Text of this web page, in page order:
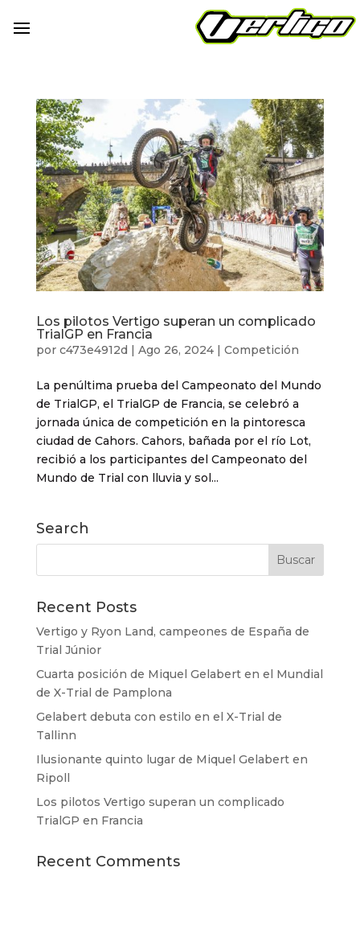
Los pilotos Vertigo superan un complicado
TrialGP en Francia
por c473e4912d | Ago 26, 2024| Competición
La penúltima prueba del Campeonato del Mundo
de TrialGP, el TrialGP de Francia, se celebró a
jornada única de competición en la pintoresca
ciudad de Cahors. Cahors, bañada por el río Lot,
recibió a los participantes del Campeonato del
Mundo de Trial con lluvia y sol...
Search
Recent Posts
Vertigo y Ryon Land, campeones de España de
Trial Júnior
Cuarta posición de Miquel Gelabert en el Mundial
de X-Trial de Pamplona
Gelabert debuta con estilo en el X-Trial de
Tallinn
Ilusionante quinto lugar de Miquel Gelabert en
Ripoll
Los pilotos Vertigo superan un complicado
TrialGP en Francia
Recent Comments